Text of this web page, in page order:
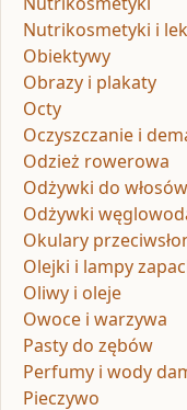
Nutrikosmetyki i
Obiektywy
Obrazy i plakaty
Octy
Oczyszczanie i
Odzież rowerowa
Odżywki do włosów
Odżywki
Okulary
Olejki i lampy
Oliwy i oleje
Owoce i warzywa
Pasty do zębów
Perfumy i wody
Pieczywo